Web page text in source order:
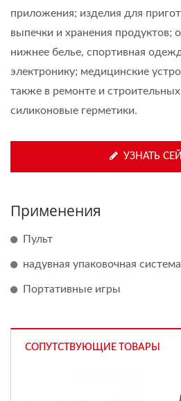
приложения; изделия для
выпечки и хранения продуктов;
нижнее белье, спортивная
электронику; медицинские
также в ремонте и
силиконовые герметики.
УЗНАТЬ
Применения
Пульт
надувная упаковочная система
Портативные игры
СОПУТСТВУЮЩИЕ ТОВАРЫ